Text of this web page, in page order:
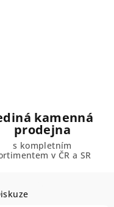
kamenná
prodejna
s kompletním
v ČR a SR